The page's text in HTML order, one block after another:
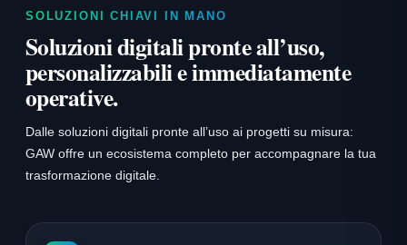
SOLUZIONI CHIAVI IN MANO
Soluzioni digitali pronte all’uso,
personalizzabili e immediatamente
operative.
Dalle soluzioni digitali pronte all’uso ai progetti su misura:
GAW offre un ecosistema completo per accompagnare la tua
trasformazione digitale.